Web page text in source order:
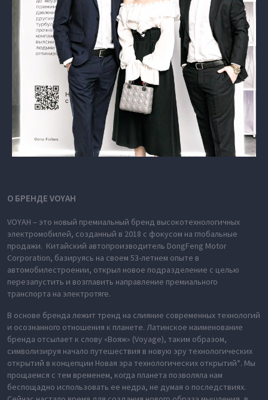
О БРЕНДЕ VOYAH
VOYAH – это новый премиальный бренд высокотехнологичных
электромобилей, созданный в 2018 с фокусом на глобальные
продажи. Китайский автопроизводитель DongFeng Motor
Corporation, базируясь на своем 53-летнем опыте в
автомобилестроении, открыл новое подразделение с целью
перезапустить и возглавить направление премиального
транспорта на электротяге.
В основе бренда лежит тренд на слияние современных технологий
и осознанного отношения к планете. Латинское наименование
бренда отсылает к слову «Вояж» (Voyage), таким образом,
символизируя начало путешествия в новую эру технологических
открытий в концепции Новая эра технологических открытий*. Мы
прощаемся с тем временем, когда планета позволяла нам
беспощадно использовать ее недра, не думая о последствиях.